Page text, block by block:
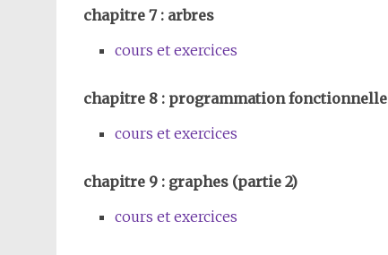
chapitre 7 : arbres
cours et exercices
chapitre 8 : programmation fonctionnelle
cours et exercices
chapitre 9 : graphes (partie 2)
cours et exercices